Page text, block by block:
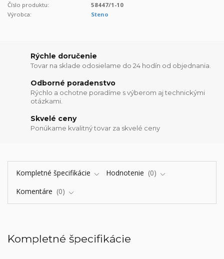
Číslo produktu:
58447/1-10
Výrobca:
Steno
Rýchle doručenie
Tovar na sklade odosielame do 24 hodín od objednania.
Odborné poradenstvo
Rýchlo a ochotne poradíme s výberom aj technickými
otázkami.
Skvelé ceny
Ponúkame kvalitný tovar za skvelé ceny
Kompletné špecifikácie Hodnotenie
0
Komentáre
0
Kompletné špecifikácie